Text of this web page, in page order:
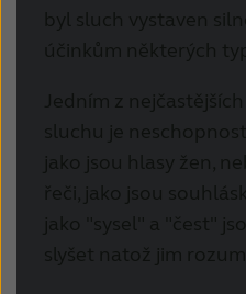
byl sluch vystaven
účinkům některých
Jedním z
sluchu je
jako jsou hlasy žen,
řeči, jako jsou
jako "sysel" a "čest"
slyšet natož jim